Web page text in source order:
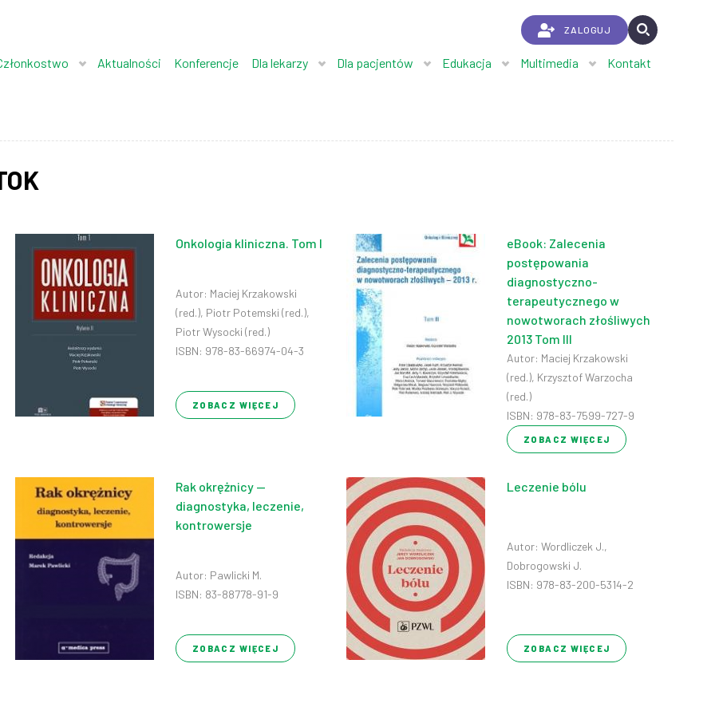
ZALOGUJ
Aktualności Konferencje Dla lekarzy Dla pacjentów Edukacja Multimedia Kontakt
Onkologia kliniczna. Tom I
Autor: Maciej Krzakowski
(red.), Piotr Potemski (red.),
Piotr Wysocki (red.)
ISBN: 978-83-66974-04-3
ZOBACZ WIĘCEJ
eBook: Zalecenia
postępowania
diagnostyczno-
terapeutycznego w
nowotworach złośliwych
2013 Tom III
Autor: Maciej Krzakowski
(red.), Krzysztof Warzocha
(red.)
ISBN: 978-83-7599-727-9
ZOBACZ WIĘCEJ
Rak okrężnicy —
diagnostyka, leczenie,
kontrowersje
Autor: Pawlicki M.
ISBN: 83-88778-91-9
ZOBACZ WIĘCEJ
Leczenie bólu
Autor: Wordliczek J.,
Dobrogowski J.
ISBN: 978-83-200-5314-2
ZOBACZ WIĘCEJ